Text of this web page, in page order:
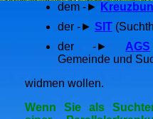
dem -►
der -► SIT
der -► AGS
Gemeinde und
widmen wollen.
Wenn Sie als